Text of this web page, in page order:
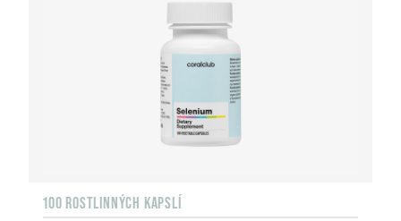
100 ROSTLINNÝCH KAPSLÍ